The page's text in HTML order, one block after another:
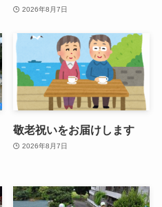
2026年8月7日
敬老祝いをお届けします
2026年8月7日